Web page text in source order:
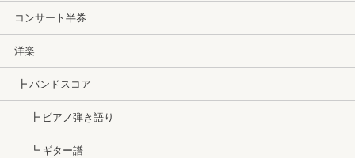
コンサート半券
洋楽
┣ バンドスコア
┣ ピアノ弾き語り
┗ ギター譜